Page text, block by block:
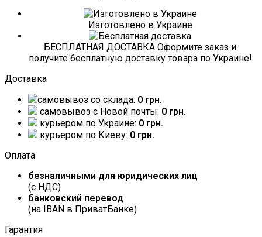
Изготовлено в Украине
БЕСПЛАТНАЯ ДОСТАВКА Оформите заказ и
получите бесплатную доставку товара по Украине!
Доставка
самовывоз со склада: 0 грн.
самовывоз c Новой почты: 0 грн.
курьером по Украине: 0 грн.
курьером по Киеву: 0 грн.
Оплата
безналичными для юридических лиц
(с НДС)
банковский перевод
(на IBAN в ПриватБанке)
Гарантия